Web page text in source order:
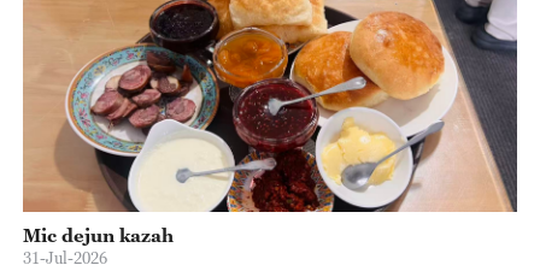
Mic dejun kazah
31-Jul-2026